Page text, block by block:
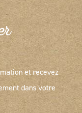
et recevez
dans votre